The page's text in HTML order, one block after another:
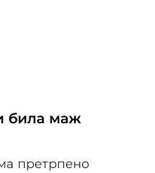
била маж
претрпено